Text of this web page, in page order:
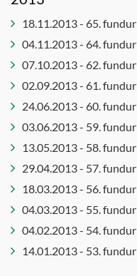
18.11.2013 - 65. fundur
04.11.2013 - 64. fundur
07.10.2013 - 62. fundur
02.09.2013 - 61. fundur
24.06.2013 - 60. fundur
03.06.2013 - 59. fundur
13.05.2013 - 58. fundur
29.04.2013 - 57. fundur
18.03.2013 - 56. fundur
04.03.2013 - 55. fundur
04.02.2013 - 54. fundur
14.01.2013 - 53. fundur